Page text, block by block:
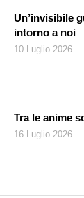
Un’invisibile
intorno a noi
10 Luglio 2026
Tra le anime
16 Luglio 2026